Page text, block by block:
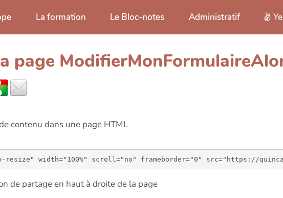
La formation Le Bloc-notes Administratif
page
contenu dans une page HTML
de partage en haut à droite de la page